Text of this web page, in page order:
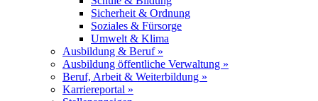
Sicherheit & Ordnung
Soziales & Fürsorge
Umwelt & Klima
Ausbildung & Beruf »
Ausbildung öffentliche Verwaltung »
Beruf, Arbeit & Weiterbildung »
Karriereportal »